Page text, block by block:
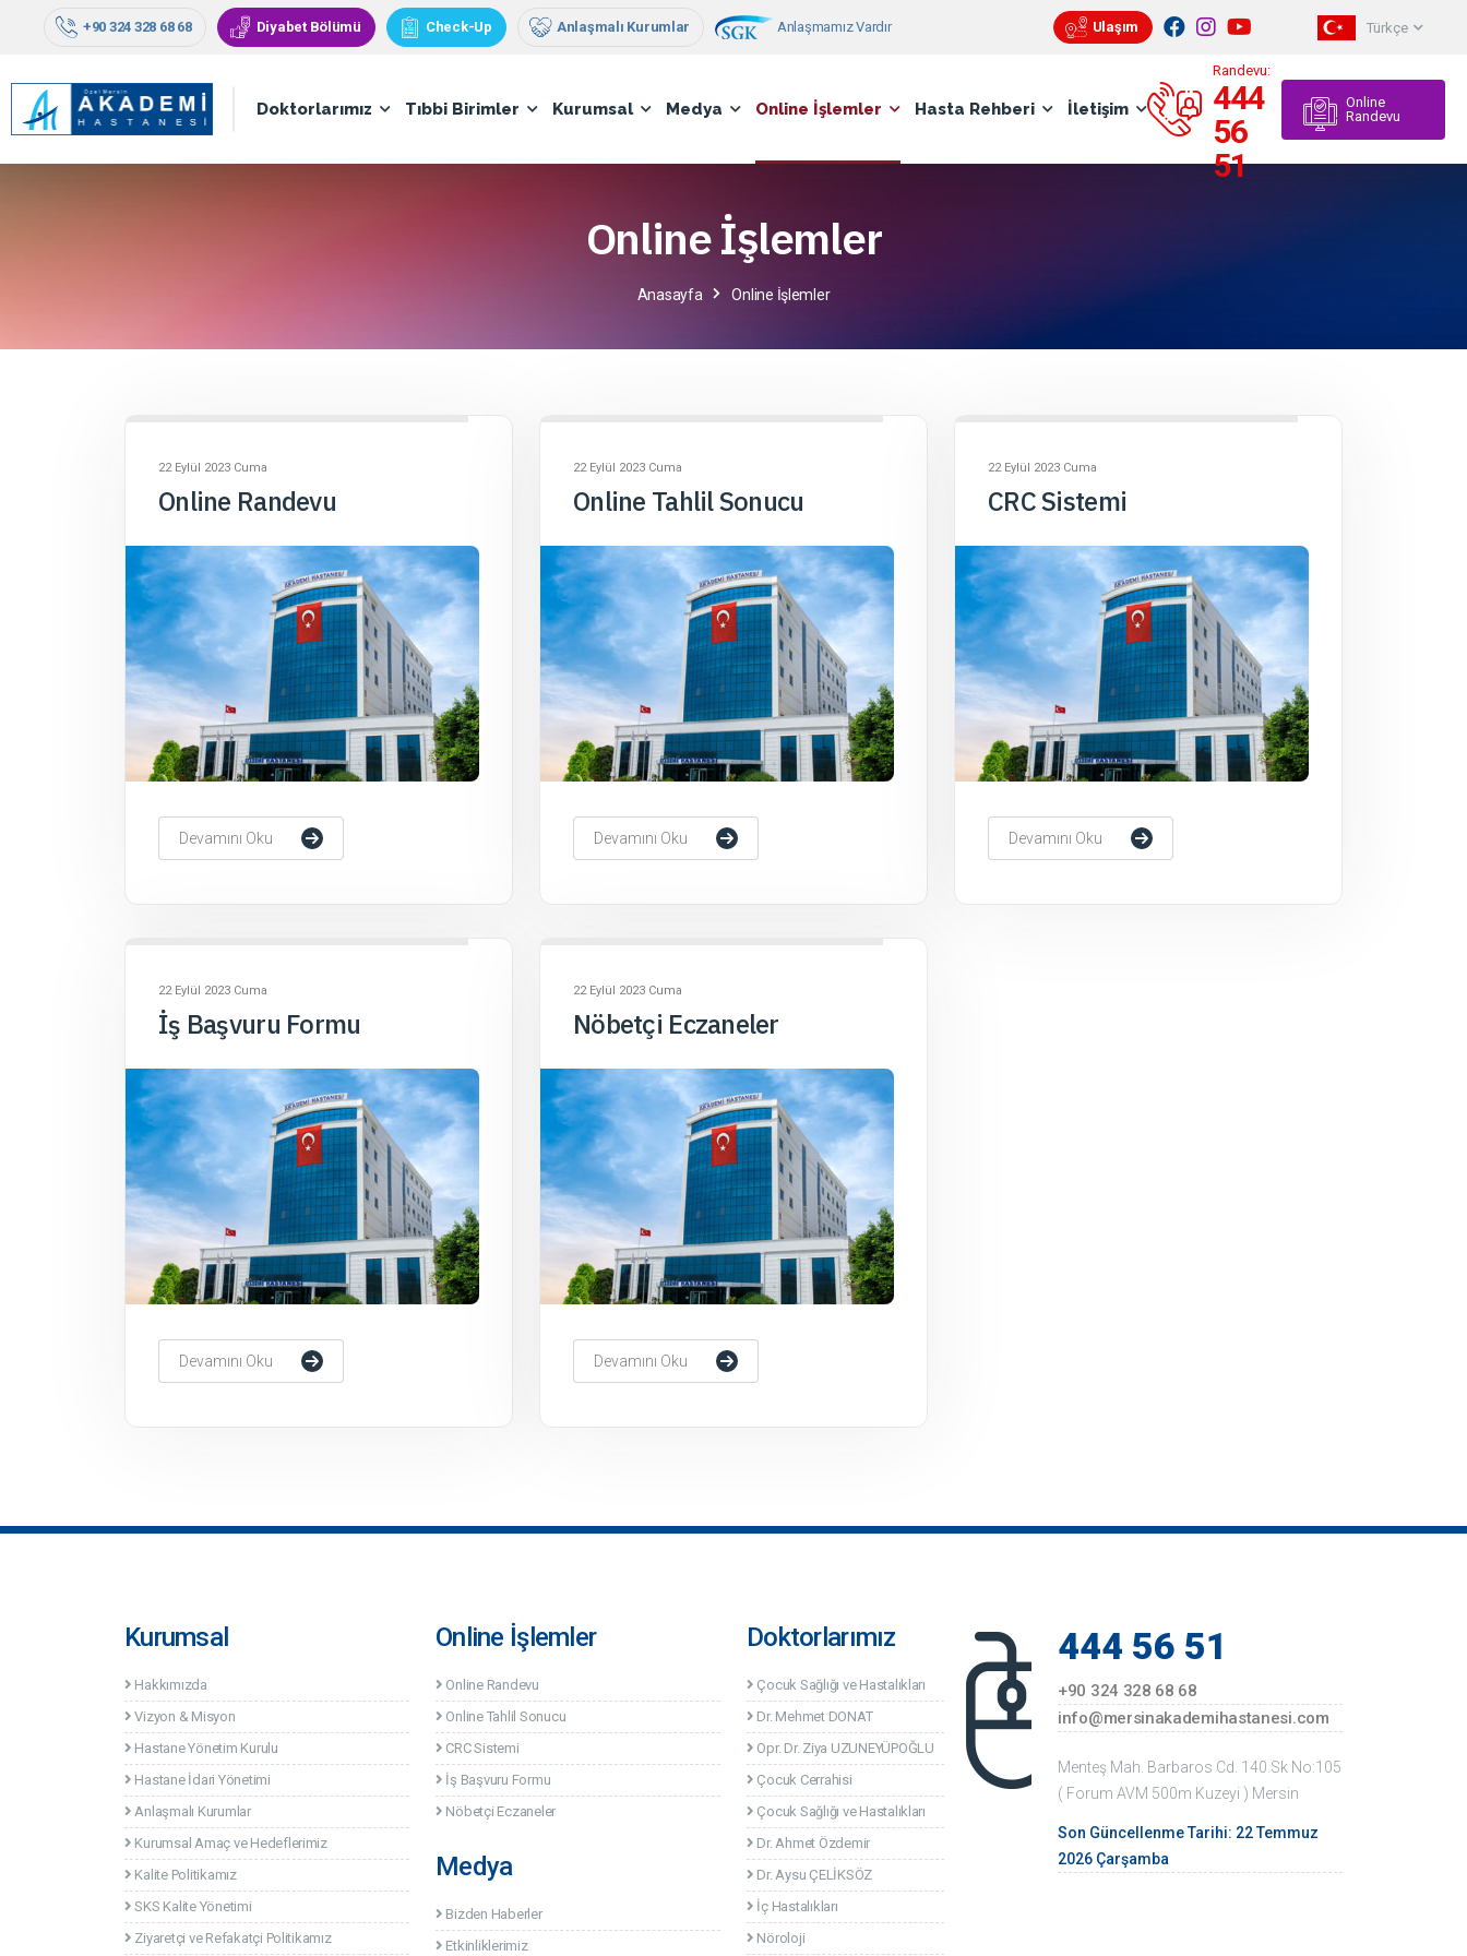
+90 324 328 68 68 Diyabet Bölümü Check-Up Anlaşmalı Kurumlar Anlaşmamız Vardır Ulaşım Türkçe
Doktorlarımız Tıbbi Birimler Kurumsal Medya Online İşlemler Hasta Rehberi İletişim
Randevu:
444
56
51
Online
Randevu
Online İşlemler
Anasayfa Online İşlemler
22 Eylül 2023 Cuma
Online Randevu
Devamını Oku
22 Eylül 2023 Cuma
Online Tahlil Sonucu
Devamını Oku
22 Eylül 2023 Cuma
CRC Sistemi
Devamını Oku
22 Eylül 2023 Cuma
İş Başvuru Formu
Devamını Oku
22 Eylül 2023 Cuma
Nöbetçi Eczaneler
Devamını Oku
Kurumsal
Hakkımızda
Vizyon & Misyon
Hastane Yönetim Kurulu
Hastane İdari Yönetimi
Anlaşmalı Kurumlar
Kurumsal Amaç ve Hedeflerimiz
Kalite Politikamız
SKS Kalite Yönetimi
Ziyaretçi ve Refakatçi Politikamız
Online İşlemler
Online Randevu
Online Tahlil Sonucu
CRC Sistemi
İş Başvuru Formu
Nöbetçi Eczaneler
Medya
Bizden Haberler
Etkinliklerimiz
Doktorlarımız
Çocuk Sağlığı ve Hastalıkları
Dr. Mehmet DONAT
Opr. Dr. Ziya UZUNEYÜPOĞLU
Çocuk Cerrahisi
Çocuk Sağlığı ve Hastalıkları
Dr. Ahmet Özdemir
Dr. Aysu ÇELİKSÖZ
İç Hastalıkları
Nöroloji
444 56 51
+90 324 328 68 68
info@mersinakademihastanesi.com
Menteş Mah. Barbaros Cd. 140.Sk No:105
( Forum AVM 500m Kuzeyi ) Mersin
Son Güncellenme Tarihi: 22 Temmuz
2026 Çarşamba